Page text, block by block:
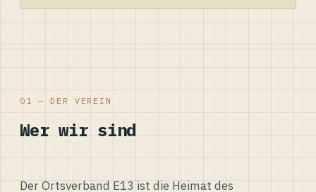
01 — DER VEREIN
Wer wir sind
Der Ortsverband E13 ist die Heimat des